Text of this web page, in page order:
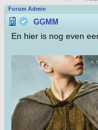
Forum Admin
GGMM
En hier is nog even